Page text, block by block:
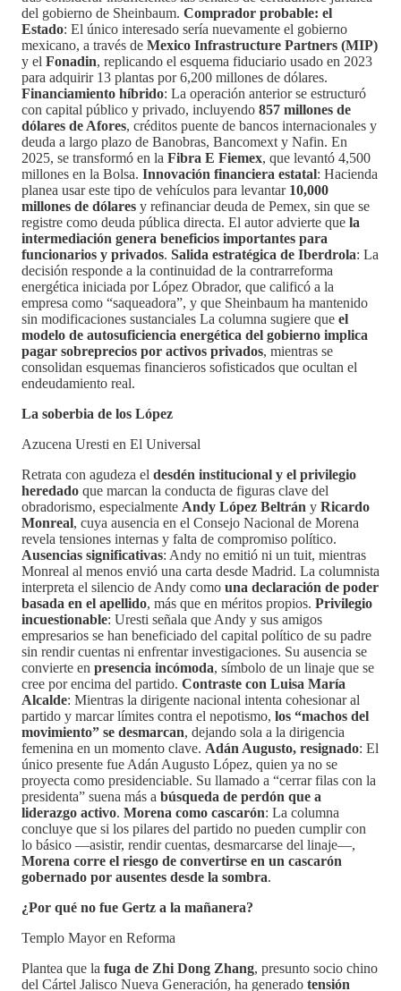
del gobierno de Sheinbaum. Comprador probable: el
Estado: El único interesado sería nuevamente el gobierno
mexicano, a través de Mexico Infrastructure Partners (MIP)
y el Fonadin, replicando el esquema fiduciario usado en 2023
para adquirir 13 plantas por 6,200 millones de dólares.
Financiamiento híbrido: La operación anterior se estructuró
con capital público y privado, incluyendo 857 millones de
dólares de Afores, créditos puente de bancos internacionales y
deuda a largo plazo de Banobras, Bancomext y Nafin. En
2025, se transformó en la Fibra E Fiemex, que levantó 4,500
millones en la Bolsa. Innovación financiera estatal: Hacienda
planea usar este tipo de vehículos para levantar 10,000
millones de dólares y refinanciar deuda de Pemex, sin que se
registre como deuda pública directa. El autor advierte que la
intermediación genera beneficios importantes para
funcionarios y privados. Salida estratégica de Iberdrola: La
decisión responde a la continuidad de la contrarreforma
energética iniciada por López Obrador, que calificó a la
empresa como “saqueadora”, y que Sheinbaum ha mantenido
sin modificaciones sustanciales La columna sugiere que el
modelo de autosuficiencia energética del gobierno implica
pagar sobreprecios por activos privados, mientras se
consolidan esquemas financieros sofisticados que ocultan el
endeudamiento real.
La soberbia de los López
Azucena Uresti en El Universal
Retrata con agudeza el desdén institucional y el privilegio
heredado que marcan la conducta de figuras clave del
obradorismo, especialmente Andy López Beltrán y Ricardo
Monreal, cuya ausencia en el Consejo Nacional de Morena
revela tensiones internas y falta de compromiso político.
Ausencias significativas: Andy no emitió ni un tuit, mientras
Monreal al menos envió una carta desde Madrid. La columnista
interpreta el silencio de Andy como una declaración de poder
basada en el apellido, más que en méritos propios. Privilegio
incuestionable: Uresti señala que Andy y sus amigos
empresarios se han beneficiado del capital político de su padre
sin rendir cuentas ni enfrentar investigaciones. Su ausencia se
convierte en presencia incómoda, símbolo de un linaje que se
cree por encima del partido. Contraste con Luisa María
Alcalde: Mientras la dirigente nacional intenta cohesionar al
partido y marcar límites contra el nepotismo, los “machos del
movimiento” se desmarcan, dejando sola a la dirigencia
femenina en un momento clave. Adán Augusto, resignado: El
único presente fue Adán Augusto López, quien ya no se
proyecta como presidenciable. Su llamado a “cerrar filas con la
presidenta” suena más a búsqueda de perdón que a
liderazgo activo. Morena como cascarón: La columna
concluye que si los pilares del partido no pueden cumplir con
lo básico —asistir, rendir cuentas, desmarcarse del linaje—,
Morena corre el riesgo de convertirse en un cascarón
gobernado por ausentes desde la sombra.
¿Por qué no fue Gertz a la mañanera?
Templo Mayor en Reforma
Plantea que la fuga de Zhi Dong Zhang, presunto socio chino
del Cártel Jalisco Nueva Generación, ha generado tensión